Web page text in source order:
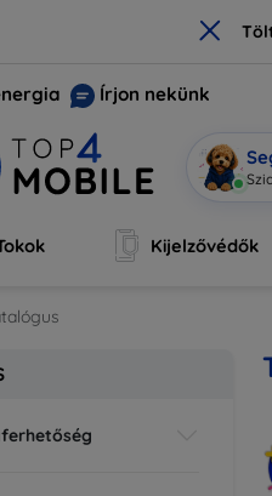
×
Írjon nekünk
Sz|
Kijelzővédők